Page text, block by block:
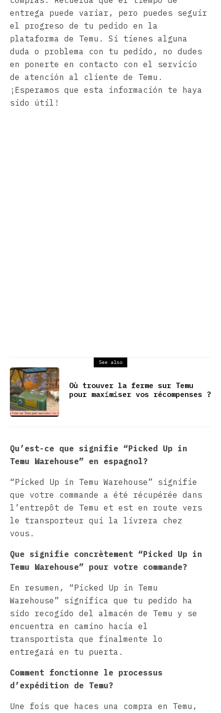
entrega puede variar, pero puedes seguir
el progreso de tu pedido en la
plataforma de Temu. Si tienes alguna
duda o problema con tu pedido, no dudes
en ponerte en contacto con el servicio
de atención al cliente de Temu.
¡Esperamos que esta información te haya
sido útil!
See also
Où trouver la ferme sur Temu
pour maximiser vos récompenses ?
Qu’est-ce que signifie “Picked Up in
Temu Warehouse” en espagnol?
“Picked Up in Temu Warehouse” signifie
que votre commande a été récupérée dans
l’entrepôt de Temu et est en route vers
le transporteur qui la livrera chez
vous.
Que signifie concrètement “Picked Up in
Temu Warehouse” pour votre commande?
En resumen, “Picked Up in Temu
Warehouse” significa que tu pedido ha
sido recogido del almacén de Temu y se
encuentra en camino hacia el
transportista que finalmente lo
entregará en tu puerta.
Comment fonctionne le processus
d’expédition de Temu?
Une fois que haces una compra en Temu,